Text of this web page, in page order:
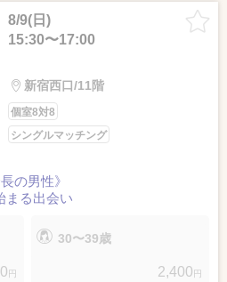
8/9(日)
15:30〜17:00
新宿西口/11階
個室8対8
シングルマッチング
の男性》
まる出会い
円
30〜39歳
2,400 円